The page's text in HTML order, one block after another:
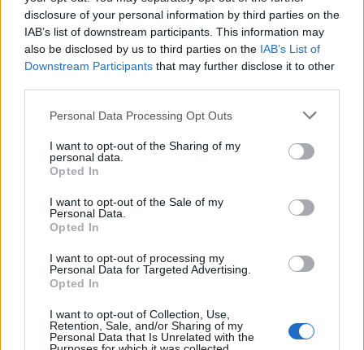
disclosure of your personal information by third parties on the
IAB’s list of downstream participants. This information may
also be disclosed by us to third parties on the IAB’s List of
Downstream Participants that may further disclose it to other
Personal Data Processing Opt Outs
I want to opt-out of the Sharing of my
personal data.
Opted In
I want to opt-out of the Sale of my
Personal Data.
Opted In
I want to opt-out of processing my
Personal Data for Targeted Advertising.
Opted In
I want to opt-out of Collection, Use,
Retention, Sale, and/or Sharing of my
Personal Data that Is Unrelated with the
bologna
LEGGI GLI ALTRI ARTICOLI DI
Il meglio di
Iscriviti alla
newsletter